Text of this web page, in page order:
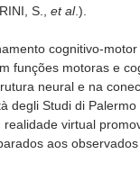
S., et al.).
cognitivo-
funções motoras e
neural e na
degli Studi di Palermo
virtual
aos